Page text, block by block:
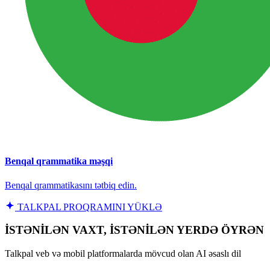
Benqal qrammatika məşqi
Benqal qrammatikasını tətbiq edin.
TALKPAL PROQRAMINI YÜKLƏ
İSTƏNİLƏN VAXT, İSTƏNİLƏN YERDƏ ÖYRƏN
Talkpal veb və mobil platformalarda mövcud olan AI əsaslı dil